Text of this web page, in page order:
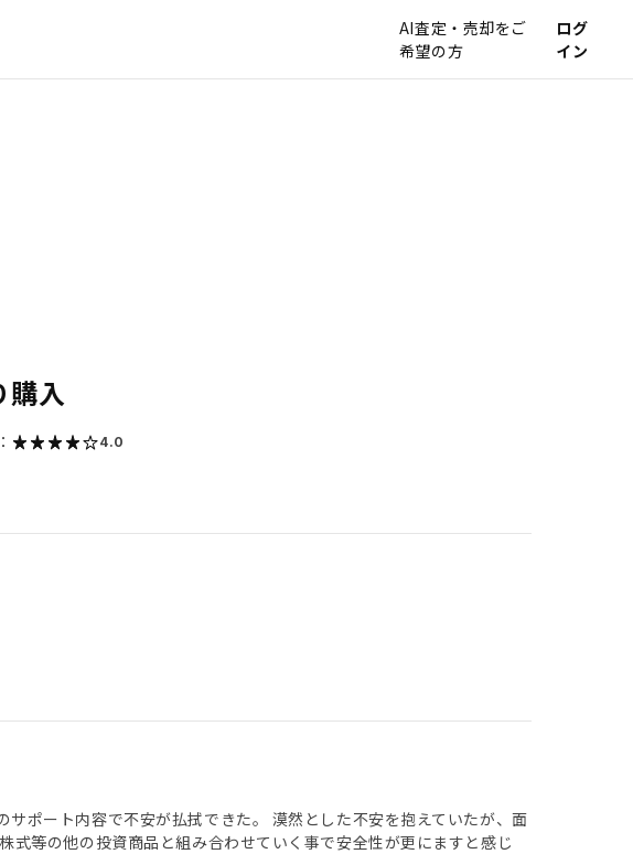
AI査定・売却をご
希望の方
ログ
イン
購入
4.0
ポート内容で不安が払拭できた。 漠然とした不安を抱えていたが、面
等の他の投資商品と組み合わせていく事で安全性が更にますと感じ